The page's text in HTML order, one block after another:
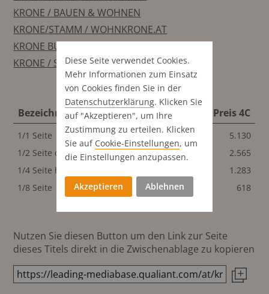
KRONE / BAUEN & WOHNEN
KRONE/STAMM / WOHNKRONE.AT
KRONE BUNT / GEFRAGT AM MARKT
KRONE / SONDERSEITEN/KTN/OSTTIROL
Bezeichnung Format Preis S/W Preis 4C
1/1 Seite 196x270 mm 5.130
5.130
1/2 Seite quer
196x135 mm 2.565
2.565
1/4 Seite hoch
1.283
1/8 Seite
96x65 mm 618
Nutzen Sie diesen Button um den Link zur Seite
dieses Titels direkt in die Zwischenablage zu kopieren
Diese Seite verwendet Cookies.
Mehr Informationen zum Einsatz
von Cookies finden Sie in der
Datenschutz­erklärung. Klicken Sie
auf "Akzeptieren", um Ihre
Zustimmung zu erteilen. Klicken
Sie auf Cookie-Einstellungen, um
die Einstellungen anzupassen.
Akzeptieren Ablehnen